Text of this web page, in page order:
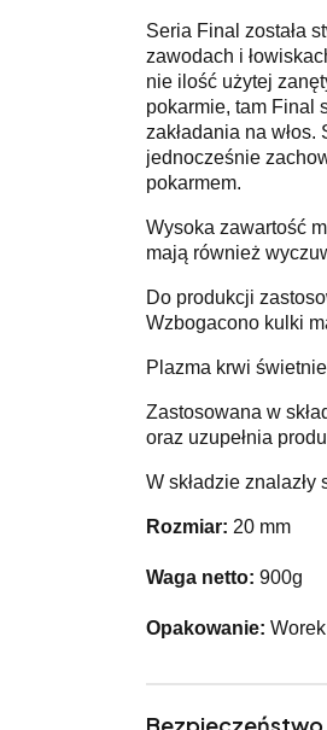
Seria Final została
zawodach i
nie ilość użytej
pokarmie, tam Final
zakładania na
jednocześnie
pokarmem.
Wysoka zawartość
mają również
Do produkcji
Wzbogacono kulki
Plazma krwi
Zastosowana w
oraz uzupełnia
W składzie
Rozmiar: 20 mm
Waga netto: 900g
Opakowanie: